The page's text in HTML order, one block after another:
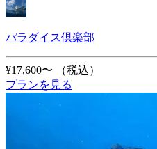
パラダイス倶楽部
¥17,600〜
（税込）
プランを見る